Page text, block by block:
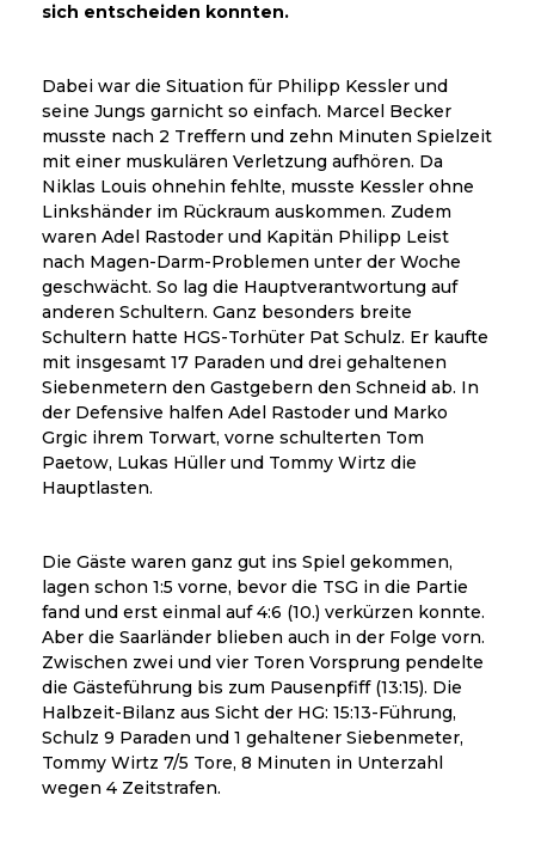
sich entscheiden konnten.
Dabei war die Situation für Philipp Kessler und
seine Jungs garnicht so einfach. Marcel Becker
musste nach 2 Treffern und zehn Minuten Spielzeit
mit einer muskulären Verletzung aufhören. Da
Niklas Louis ohnehin fehlte, musste Kessler ohne
Linkshänder im Rückraum auskommen. Zudem
waren Adel Rastoder und Kapitän Philipp Leist
nach Magen-Darm-Problemen unter der Woche
geschwächt. So lag die Hauptverantwortung auf
anderen Schultern. Ganz besonders breite
Schultern hatte HGS-Torhüter Pat Schulz. Er kaufte
mit insgesamt 17 Paraden und drei gehaltenen
Siebenmetern den Gastgebern den Schneid ab. In
der Defensive halfen Adel Rastoder und Marko
Grgic ihrem Torwart, vorne schulterten Tom
Paetow, Lukas Hüller und Tommy Wirtz die
Hauptlasten.
Die Gäste waren ganz gut ins Spiel gekommen,
lagen schon 1:5 vorne, bevor die TSG in die Partie
fand und erst einmal auf 4:6 (10.) verkürzen konnte.
Aber die Saarländer blieben auch in der Folge vorn.
Zwischen zwei und vier Toren Vorsprung pendelte
die Gästeführung bis zum Pausenpfiff (13:15). Die
Halbzeit-Bilanz aus Sicht der HG: 15:13-Führung,
Schulz 9 Paraden und 1 gehaltener Siebenmeter,
Tommy Wirtz 7/5 Tore, 8 Minuten in Unterzahl
wegen 4 Zeitstrafen.